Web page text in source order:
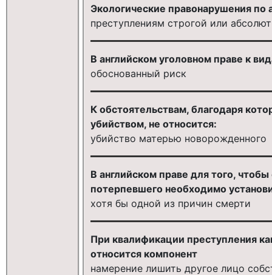
Экологические правонарушения по
преступлениям строгой или
В английском уголовном праве к
обоснованный риск
К обстоятельствам, благодаря
убийством, не относится:
убийство матерью новорожденного
В английском праве для того,
потерпевшего необходимо
хотя бы одной из причин смерти
При квалификации преступления
относится компонент
намерение лишить другое лицо